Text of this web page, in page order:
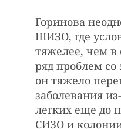
Горинова
ШИЗО, где
тяжелее, чем в
ряд проблем со
он тяжело
заболевания
легких еще до
СИЗО и